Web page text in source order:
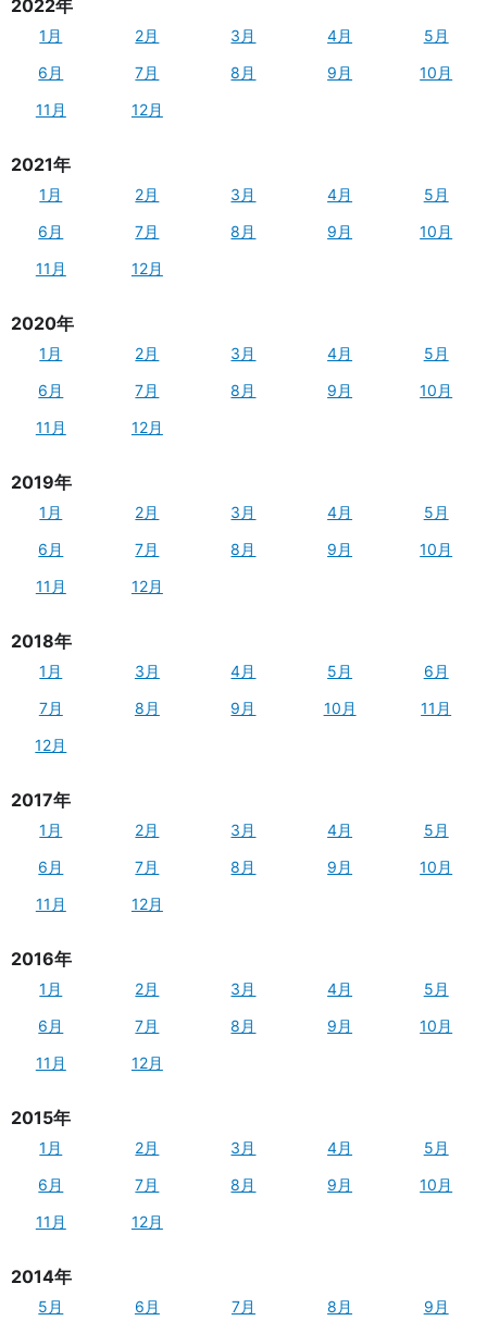
2022年
1月 2月 3月 4月
5月
6月
7月 8月 9月
10月
11月
12月
2021年
1月 2月 3月 4月
5月
6月
7月 8月 9月
10月
11月
12月
2020年
1月 2月 3月 4月
5月
6月
7月 8月 9月
10月
11月
12月
2019年
1月 2月 3月 4月
5月
6月
7月 8月 9月
10月
11月
12月
2018年
1月 3月 4月 5月
6月
7月
8月 9月 10月
11月
12月
2017年
1月 2月 3月 4月
5月
6月
7月 8月 9月
10月
11月
12月
2016年
1月 2月 3月 4月
5月
6月
7月 8月 9月
10月
11月
12月
2015年
1月 2月 3月 4月
5月
6月
7月 8月 9月
10月
11月
12月
2014年
5月 6月 7月 8月
9月